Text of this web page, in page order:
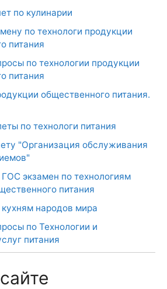
по кулинарии
по технологи продукции
питания
по технологии продукции
питания
общественного питания.
по технологи питания
"Организация обслуживания
экзамен по технологиям
питания
народов мира
по Технологии и
питания